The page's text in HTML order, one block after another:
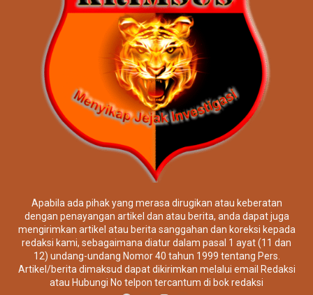
Apabila ada pihak yang merasa dirugikan atau keberatan
dengan penayangan artikel dan atau berita, anda dapat juga
mengirimkan artikel atau berita sanggahan dan koreksi kepada
redaksi kami, sebagaimana diatur dalam pasal 1 ayat (11 dan
12) undang-undang Nomor 40 tahun 1999 tentang Pers.
Artikel/berita dimaksud dapat dikirimkan melalui email Redaksi
atau Hubungi No telpon tercantum di bok redaksi